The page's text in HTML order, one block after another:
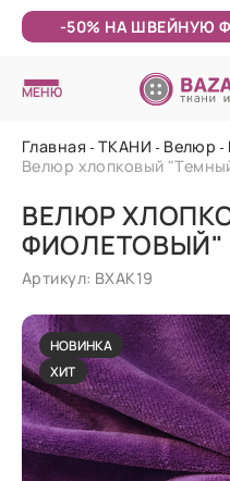
-50% НА ШВЕЙНУЮ
МЕНЮ
Главная ТКАНИ Велюр
Велюр хлопковый
ВЕЛЮР
ФИОЛЕТОВЫЙ"
Артикул: ВХАК19
НОВИНКА
ХИТ